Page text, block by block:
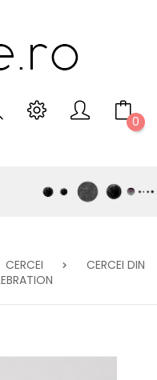
0
CERCEI
CERCEI DIN